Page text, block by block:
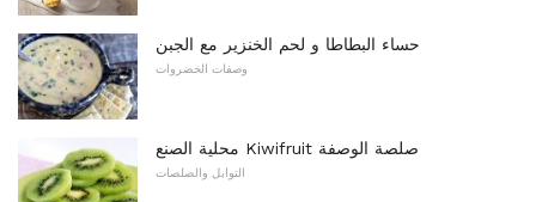
حساء البطاطا و لحم الخنزير مع الجبن
وصفات الخضروات
محلية الصنع Kiwifruit صلصة الوصفة
التوابل والصلصات